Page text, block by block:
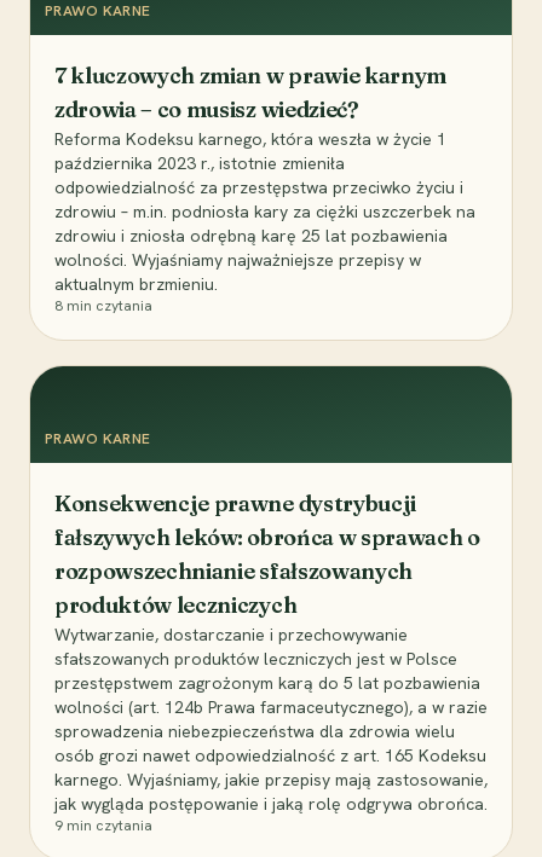
PRAWO KARNE
7 kluczowych zmian w prawie karnym
zdrowia – co musisz wiedzieć?
Reforma Kodeksu karnego, która weszła w życie 1
października 2023 r., istotnie zmieniła
odpowiedzialność za przestępstwa przeciwko życiu i
zdrowiu – m.in. podniosła kary za ciężki uszczerbek na
zdrowiu i zniosła odrębną karę 25 lat pozbawienia
wolności. Wyjaśniamy najważniejsze przepisy w
aktualnym brzmieniu.
8 min czytania
PRAWO KARNE
Konsekwencje prawne dystrybucji
fałszywych leków: obrońca w sprawach o
rozpowszechnianie sfałszowanych
produktów leczniczych
Wytwarzanie, dostarczanie i przechowywanie
sfałszowanych produktów leczniczych jest w Polsce
przestępstwem zagrożonym karą do 5 lat pozbawienia
wolności (art. 124b Prawa farmaceutycznego), a w razie
sprowadzenia niebezpieczeństwa dla zdrowia wielu
osób grozi nawet odpowiedzialność z art. 165 Kodeksu
karnego. Wyjaśniamy, jakie przepisy mają zastosowanie,
jak wygląda postępowanie i jaką rolę odgrywa obrońca.
9 min czytania